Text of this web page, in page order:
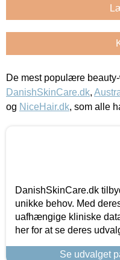
De mest populære
DanishSkinCare.dk,
og NiceHair.dk, som alle
DanishSkinCare.dk
unikke behov. Med
uafhængige kliniske
her for at se deres
Se udvalget